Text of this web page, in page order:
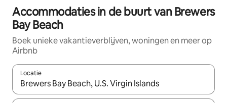
Accommodaties in de buurt van Brewers
Bay Beach
Boek unieke vakantieverblijven, woningen en meer op
Airbnb
Locatie
Wanneer er resultaten beschikbaar zijn, maak je een keuze